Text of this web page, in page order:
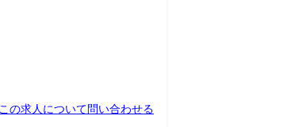
この求人について問い合わせる